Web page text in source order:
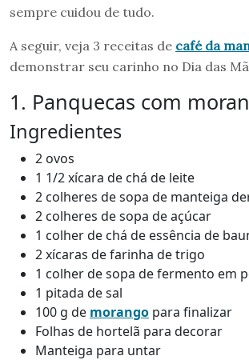
sempre cuidou de tudo.
A seguir, veja 3 receitas de café da
demonstrar seu carinho no Dia das
1. Panquecas com
Ingredientes
2 ovos
1 1/2 xícara de chá de leite
2 colheres de sopa de manteiga
2 colheres de sopa de açúcar
1 colher de chá de essência de
2 xícaras de farinha de trigo
1 colher de sopa de fermento em
1 pitada de sal
100 g de morango para finalizar
Folhas de hortelã para decorar
Manteiga para untar